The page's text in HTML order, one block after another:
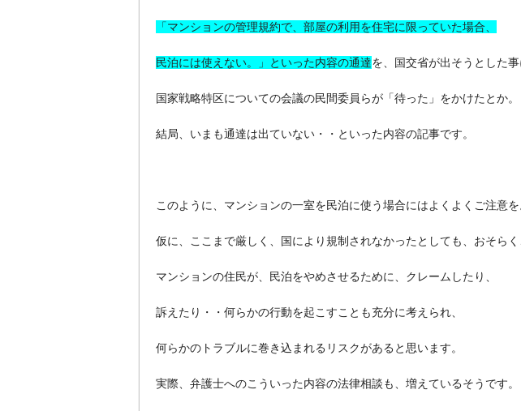
「マンションの管理規約で、部屋の利用を住宅に限っていた場合、
民泊には使えない。」といった内容の通達を、国交省が出そうとした事
国家戦略特区についての会議の民間委員らが「待った」をかけたとか。
結局、いまも通達は出ていない・・といった内容の記事です。
このように、マンションの一室を民泊に使う場合にはよくよくご注意を
仮に、ここまで厳しく、国により規制されなかったとしても、おそらく
マンションの住民が、民泊をやめさせるために、クレームしたり、
訴えたり・・何らかの行動を起こすことも充分に考えられ、
何らかのトラブルに巻き込まれるリスクがあると思います。
実際、弁護士へのこういった内容の法律相談も、増えているそうです。